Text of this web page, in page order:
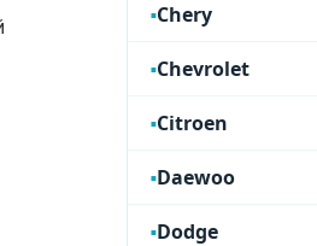
Chery
Chevrolet
Citroen
Daewoo
Dodge